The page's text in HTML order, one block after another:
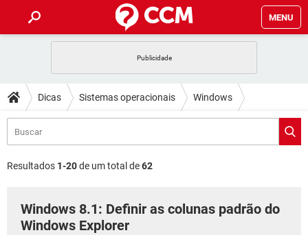
MENU
CELULAR FACEBOOK
INSTAGRAM GMAIL
GUIA DE COMPRAS
DICAS
JOGOS WHATSAPP
CELULAR
OUTLOOK
GUIA DE COMPRAS
DOWNLOADS
JOGOS WHATSAPP
CELULAR
INSTAGRAM
CELULAR FACEBOOK
OUTLOOK
JOGOS
Dicas Sistemas operacionais Windows
Resultados 1-20de um total de62
Windows 8.1: Definir as colunas padrão do
Windows Explorer